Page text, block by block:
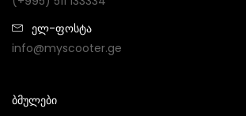
ელ-ფოსტა
info@myscooter.ge
ᲑᲛᲣᲚᲔᲑᲘ